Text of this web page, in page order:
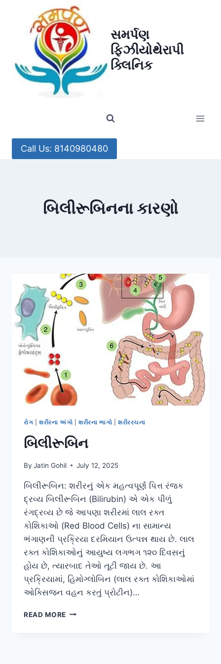
સમર્પણ
ફિઝીયોથેરાપી
ક્લિનિક
Call Us: 8140980480
બિલીરૂબિનના કારણો
રોગ શરીરના અંગો શરીરના ભાગો શરીરરચના
બિલીરૂબિન
By Jatin Gohil July 12, 2025
બિલીરૂબિન: શરીરનું એક મહત્વપૂર્ણ પિત્ત રંજક
દ્રવ્ય બિલીરૂબિન (Bilirubin) એ એક પીળું
રંગદ્રવ્ય છે જે આપણા શરીરમાં લાલ રક્ત
કોશિકાઓ (Red Blood Cells) ના સામાન્ય
ભંગાણની પ્રક્રિયા દરમિયાન ઉત્પન્ન થાય છે. લાલ
રક્ત કોશિકાઓનું આયુષ્ય લગભગ ૧૨૦ દિવસનું
હોય છે, ત્યારબાદ તેઓ તૂટી જાય છે. આ
પ્રક્રિયામાં, હિમોગ્લોબિન (લાલ રક્ત કોશિકાઓમાં
ઓક્સિજન વહન કરતું પ્રોટીન)…
READ MORE બિલીરૂબિન